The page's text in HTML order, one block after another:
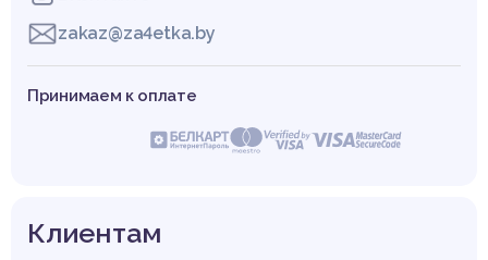
zakaz@za4etka.by
Принимаем к оплате
Клиентам